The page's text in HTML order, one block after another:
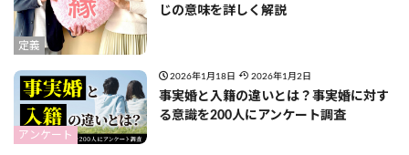
定義
じの意味を詳しく解説
アンケート
2026年1月18日 2026年1月2日
事実婚と入籍の違いとは？事実婚に対す
る意識を200人にアンケート調査